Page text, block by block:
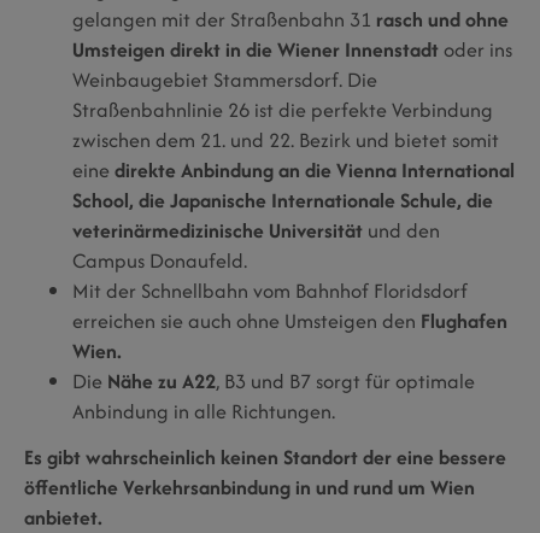
gelangen mit der Straßenbahn 31 rasch und ohne
Umsteigen direkt in die Wiener Innenstadtoder ins
Weinbaugebiet Stammersdorf. Die
Straßenbahnlinie 26 ist die perfekte Verbindung
zwischen dem 21. und 22. Bezirk und bietet somit
eine direkte Anbindung an die Vienna International
School, die Japanische Internationale Schule, die
veterinärmedizinische Universität und den
Campus Donaufeld.
Mit der Schnellbahn vom Bahnhof Floridsdorf
erreichen sie auch ohne Umsteigen den Flughafen
Wien.
Die Nähe zu A22, B3 und B7 sorgt für optimale
Anbindung in alle Richtungen.
Es gibt wahrscheinlich keinen Standort der eine bessere
öffentliche Verkehrsanbindung in und rund um Wien
anbietet.